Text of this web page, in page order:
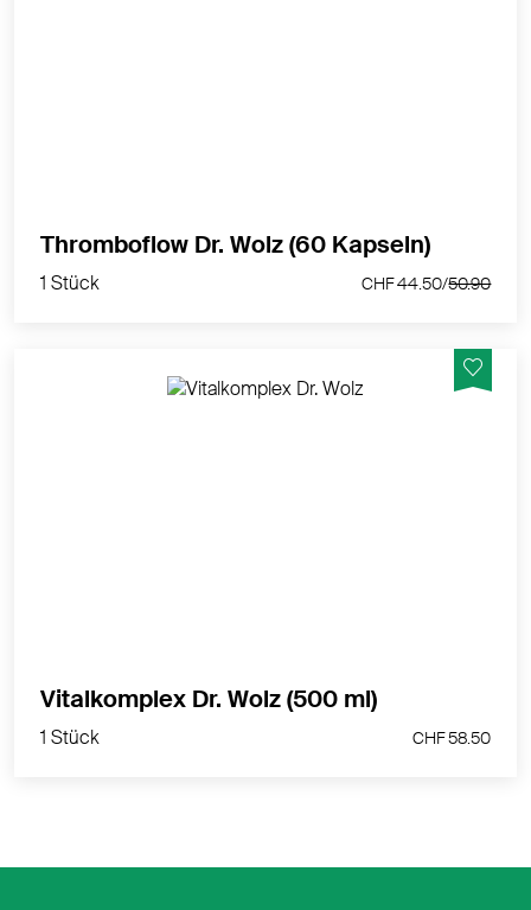
1 Stück CHF 44.50/
Thromboflow Dr. Wolz (60 Kapseln)
1 Stück CHF 44.50/50.90
1 Stück
Vitalkomplex Dr. Wolz (500 ml)
1 Stück CHF 58.50